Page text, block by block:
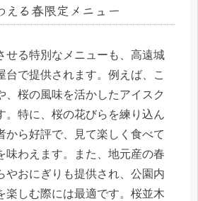
える春限定メニュー
る特別なメニューも、高遠城
台で提供されます。例えば、こ
、桜の風味を活かしたアイスク
。特に、桜の花びらを練り込ん
から好評で、見て楽しく食べて
味わえます。また、地元産の春
やおにぎりも提供され、公園内
楽しむ際には最適です。桜並木